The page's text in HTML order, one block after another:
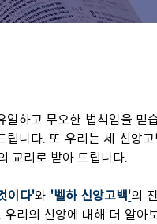
하고 무오한 법칙임을 믿
니다. 또 우리는 세 신앙
교리로 받아 드립니다.
이다'와 '벨하 신앙고백'의
리의 신앙에 대해 더 알아